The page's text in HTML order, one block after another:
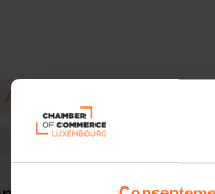
/ séminaire